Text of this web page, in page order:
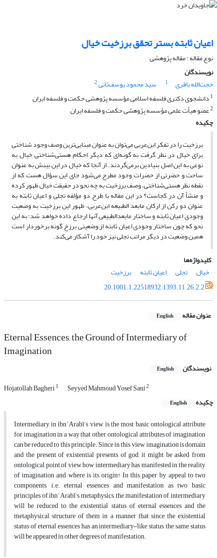
اعیان ثابته بستر تحقق برزخیت خیال
نوع مقاله : مقاله پژوهشی
نویسندگان
حجت‌الله باقری
1 سید محمود یوسف‌ثانی2
1 دانشجوی دکتری فلسفه اسلامی مؤسسه پژوهشی حکمت و فلسفه ایران
2عضو هیأت علمی مؤسسه پژوهشی حکمت و فلسفه‌ ایران
چکیده
برزخیت را در تفکر ابن‌عربی می‌توان به عنوان مبنایی‌ترین وصف وجود شناختی
برای خیال در نظر گرفت به گونه‌ای که دیگر احکام هستی‌شناختی خیال به
نوعی به این اصل بنیادین برمی‌گردند. از آنجا که خیال در این بینش به عنوان
ساحت و حضرتی از حضرات وجود مطرح می‌شود جای این سؤال هست که از
نقطه نظر هستی‌شناختی، وصف برزخیت به چه نحو در حقیقت خیال ظهور کرده
و منشأ آن در کجاست؟ در این مقاله با طرح دو مؤلفه‌ تجلی و اعیان ثابته به
عنوان دو رکن از ارکان مابعد الطبیعه‌ ابن‌عربی، ظهور این برزخیت به وضعیت
وجودی اعیان ثابته و ساختار مابعدالطبیعی آنها ارجاع داده خواهد شد؛ به این
نحو که چون ساختار وجودی اعیان ثابته از وضعیتی برزخ گونه برخوردار است
همین وضعیت در دیگر مراتب تجلی نیز خود را آشکار می‌کند.
کلیدواژه‌ها
خیال
تجلی اعیان ثابته
برزخیت
20.1001.1.22518932.1393.11.26.2.2
عنوان مقاله English
Eternal Essences, the Ground of Intermediary of
Imagination
نویسندگان English
Hojatollah Bagheri1 Seyyed Mahmoud Yosef Sani2
چکیده English
Intermediary in ibnʿArabī’s view, is the most basic ontological attribute
for imagination in a way that other ontological attributes of imagination
can be reduced to this principle. Since in this view, imagination is domain
and the present of existential presents of god, it might be asked from
ontological point of view how intermediary has manifested in the reality
of imagination and where is its origin? In this paper, by appeal to two
components, i.e. eternal essences and manifestation as two basic
principles of ibnʿArabī’s metaphysics, the manifestation of intermediary
will be reduced to the existential status of eternal essences and the
metaphysical structure of them in a manner that since the existential
status of eternal essences has an intermediary-like status, the same status
will be appeared in other degrees of manifestation.